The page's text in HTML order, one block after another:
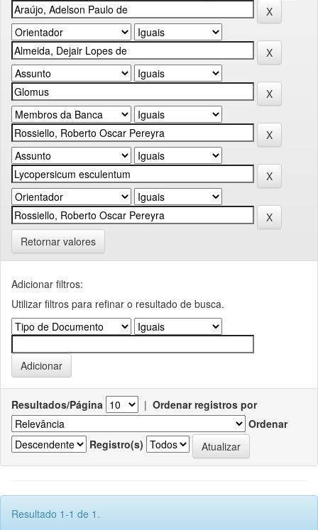
Retornar valores
Adicionar filtros:
Utilizar filtros para refinar o resultado de busca.
Resultados/Página | Ordenar registros por
Ordenar
Registro(s)
Resultado 1-1 de 1.